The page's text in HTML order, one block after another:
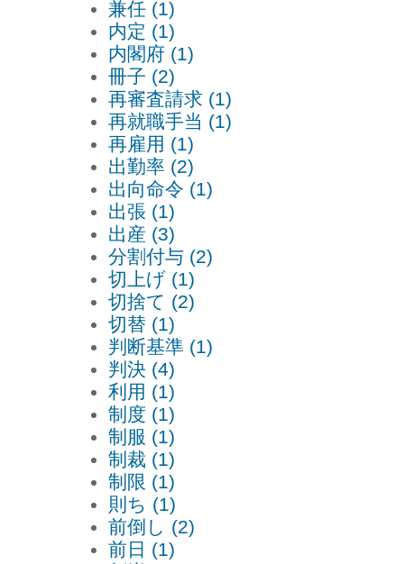
兼任 (1)
内定 (1)
内閣府 (1)
冊子 (2)
再審査請求 (1)
再就職手当 (1)
再雇用 (1)
出勤率 (2)
出向命令 (1)
出張 (1)
出産 (3)
分割付与 (2)
切上げ (1)
切捨て (2)
切替 (1)
判断基準 (1)
判決 (4)
利用 (1)
制度 (1)
制服 (1)
制裁 (1)
制限 (1)
則ち (1)
前倒し (2)
前日 (1)